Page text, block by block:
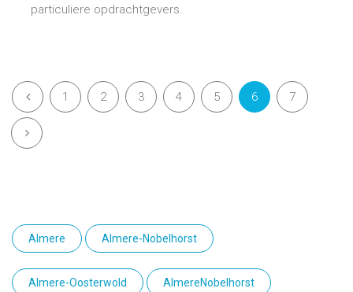
particuliere opdrachtgevers.
1 2 3 4 5 6 7
Almere Almere-Nobelhorst
Almere-Oosterwold AlmereNobelhorst